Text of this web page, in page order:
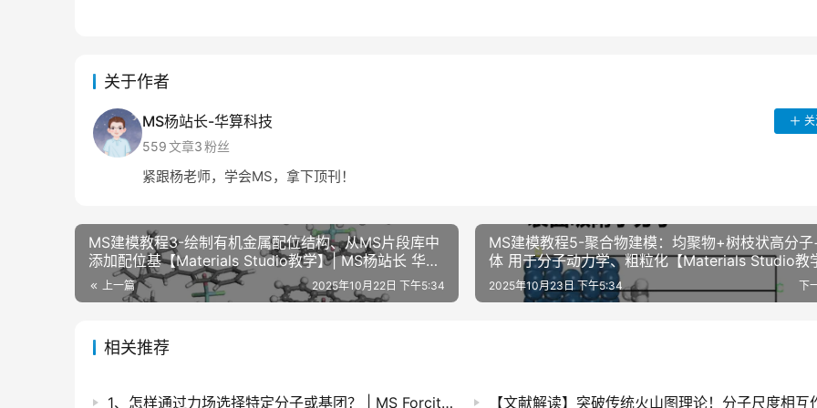
关于作者
MS杨站长-华算科技
559文章3粉丝
紧跟杨老师，学会MS，拿下顶刊！
MS建模教程3-绘制有机金属配位结构、从MS片段库中
添加配位基【Materials Studio教学】| MS杨站长 华算
科技上一篇 2025年10月22日 下午5:34
MS建模教程5-聚合物建模：均聚物+树枝状高分
体 用于分子动力学、粗粒化【Materials Studio教
MS杨站长 华算科技
下
2025年10月23日 下午5:34
相关推荐
1、怎样通过力场选择特定分子或基团？ | MS Forcite 相互作用能计算 分子动力学